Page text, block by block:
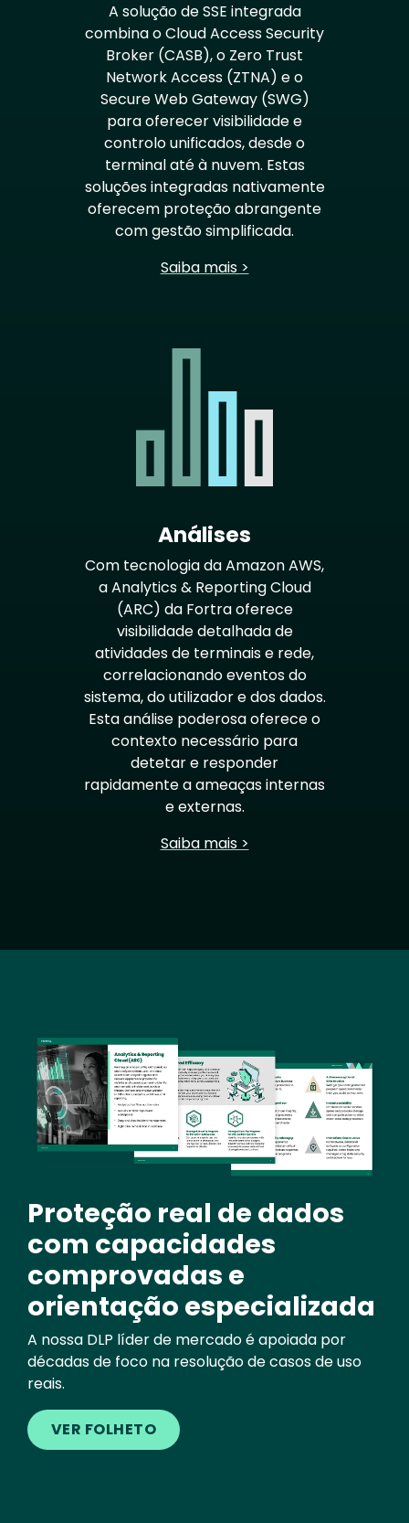
A solução de SSE integrada
combina o Cloud Access Security
Broker (CASB), o Zero Trust
Network Access (ZTNA) e o
Secure Web Gateway (SWG)
para oferecer visibilidade e
controlo unificados, desde o
terminal até à nuvem. Estas
soluções integradas nativamente
oferecem proteção abrangente
com gestão simplificada.
Saiba mais >
Análises
Com tecnologia da Amazon AWS,
a Analytics & Reporting Cloud
(ARC) da Fortra oferece
visibilidade detalhada de
atividades de terminais e rede,
correlacionando eventos do
sistema, do utilizador e dos dados.
Esta análise poderosa oferece o
contexto necessário para
detetar e responder
rapidamente a ameaças internas
e externas.
Saiba mais >
Image
Proteção real de dados
com capacidades
comprovadas e
orientação especializada
A nossa DLP líder de mercado é apoiada por
décadas de foco na resolução de casos de uso
reais.
VER FOLHETO